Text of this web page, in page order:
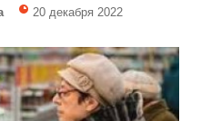
20 декабря 2022